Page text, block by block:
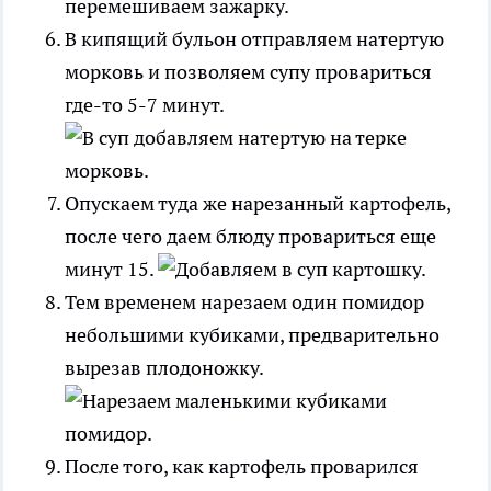
В кипящий бульон отправляем натертую
морковь и позволяем супу провариться
где-то 5-7 минут.
Опускаем туда же нарезанный картофель,
после чего даем блюду провариться еще
минут 15.
Тем временем нарезаем один помидор
небольшими кубиками, предварительно
вырезав плодоножку.
После того, как картофель проварился